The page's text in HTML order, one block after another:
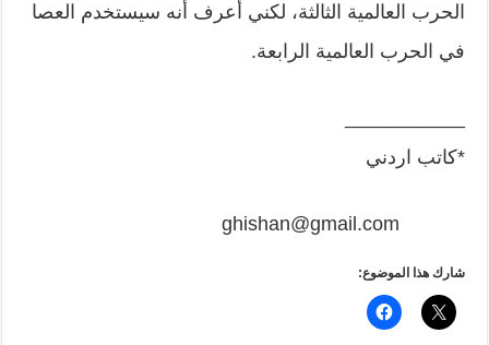
الحرب العالمية الثالثة، لكني أعرف أنه سيستخدم العصا
في الحرب العالمية الرابعة.
*كاتب اردني
ghishan@gmail.com
شارك هذا الموضوع: